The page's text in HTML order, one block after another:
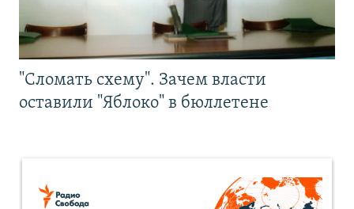
"Сломать схему". Зачем власти
оставили "Яблоко" в бюллетене